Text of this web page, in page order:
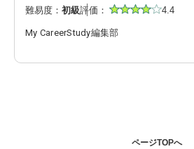
難易度： 初級評価： 4.4
My CareerStudy編集部
ページTOPへ